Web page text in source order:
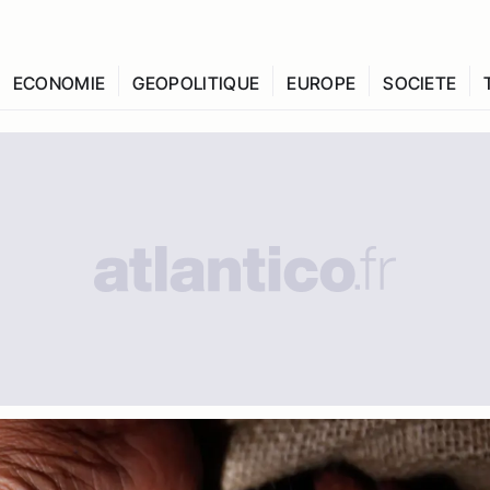
ECONOMIE GEOPOLITIQUE EUROPE SOCIETE